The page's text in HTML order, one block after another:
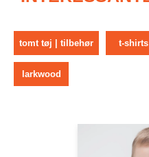
tomt tøj | tilbehør t-shirts
larkwood